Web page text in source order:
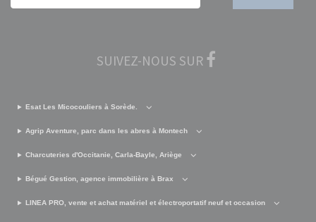
SUIVEZ-NOUS SUR
Esat Les Micocouliers à Sorède.
Agrip Aventure, parc dans les abres à Montech
Charcuteries d'Occitanie, Carla-Bayle, Ariège
Bégué Gestion, agence immobilière à Brax
LINEA PRO, vente et achat matériel et électroportatif neuf et occasion